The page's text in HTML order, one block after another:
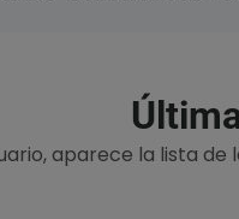
aparece la lista de